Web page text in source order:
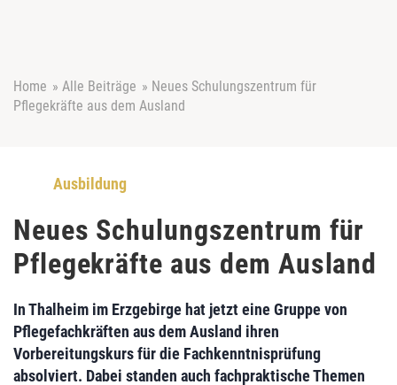
Home » Alle Beiträge » Neues Schulungszentrum für
Pflegekräfte aus dem Ausland
Ausbildung
Neues Schulungszentrum für
Pflegekräfte aus dem Ausland
In Thalheim im Erzgebirge hat jetzt eine Gruppe von
Pflegefachkräften aus dem Ausland ihren
Vorbereitungskurs für die Fachkenntnisprüfung
absolviert. Dabei standen auch fachpraktische Themen